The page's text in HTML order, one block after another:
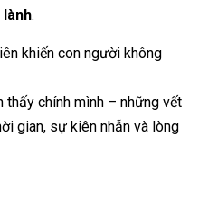
.
khiến con người không
thấy chính mình – những vết
gian, sự kiên nhẫn và lòng